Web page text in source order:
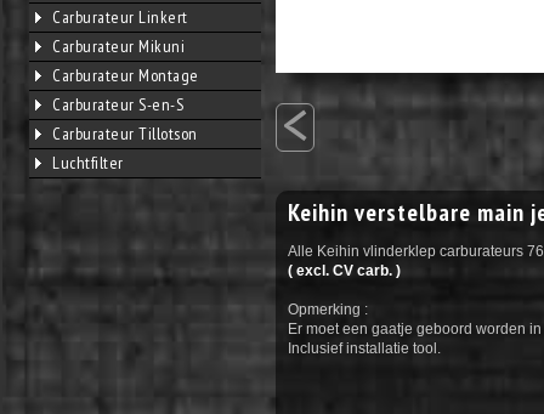
Carburateur Linkert
Carburateur Mikuni
Carburateur Montage
Carburateur S-en-S
Carburateur Tillotson
Luchtfilter
<
Keihin verstelbare main
Alle Keihin vlinderklep carburateurs
( excl. CV carb. )
Opmerking :
Er moet een gaatje geboord worden
Inclusief installatie tool.